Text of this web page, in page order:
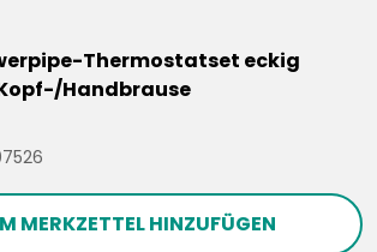
Thermostatset eckig
Handbrause
MERKZETTEL HINZUFÜGEN